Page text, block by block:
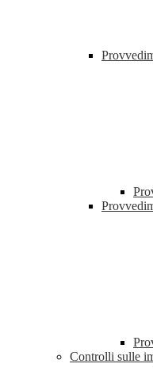
Controlli sulle